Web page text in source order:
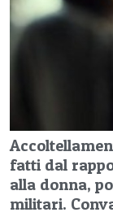
fatti dal
alla donna,
militari.